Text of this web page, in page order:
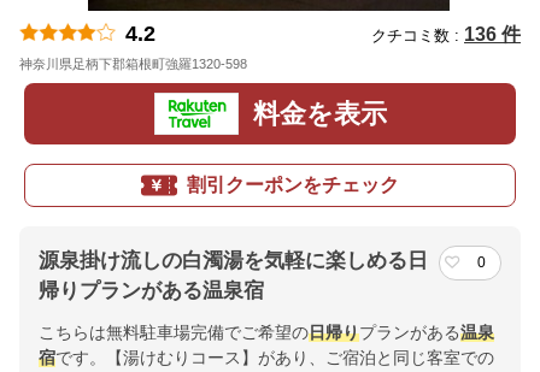
4.2 クチコミ数 : 136 件
神奈川県足柄下郡箱根町強羅1320-598
料金を表示
割引クーポンをチェック
源泉掛け流しの白濁湯を気軽に楽しめる日
帰りプランがある温泉宿
0
こちらは無料駐車場完備でご希望の日帰りプランがある温泉
宿です。【湯けむりコース】があり、ご宿泊と同じ客室での